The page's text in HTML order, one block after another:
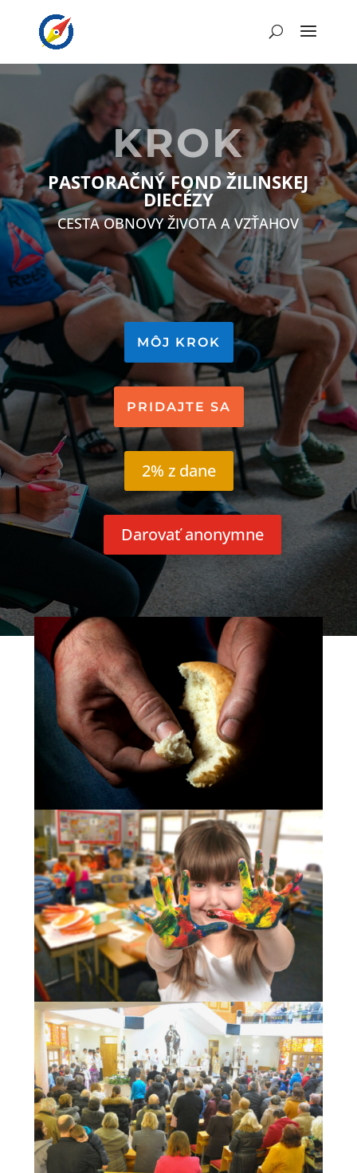
KROK
PASTORAČNÝ FOND ŽILINSKEJ
DIECÉZY
CESTA OBNOVY ŽIVOTA A VZŤAHOV
MÔJ KROK
PRIDAJTE SA
2% z dane
Darovať anonymne